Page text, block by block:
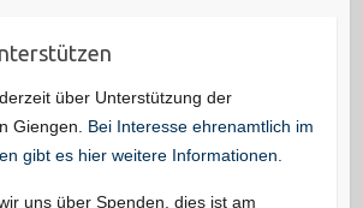
über Unterstützung der
Giengen. Bei Interesse ehrenamtlich im
gibt es hier weitere Informationen.
uns über Spenden, dies ist am